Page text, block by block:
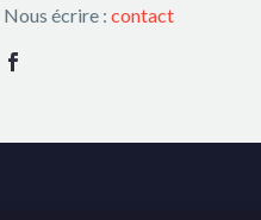
Nous écrire : contact